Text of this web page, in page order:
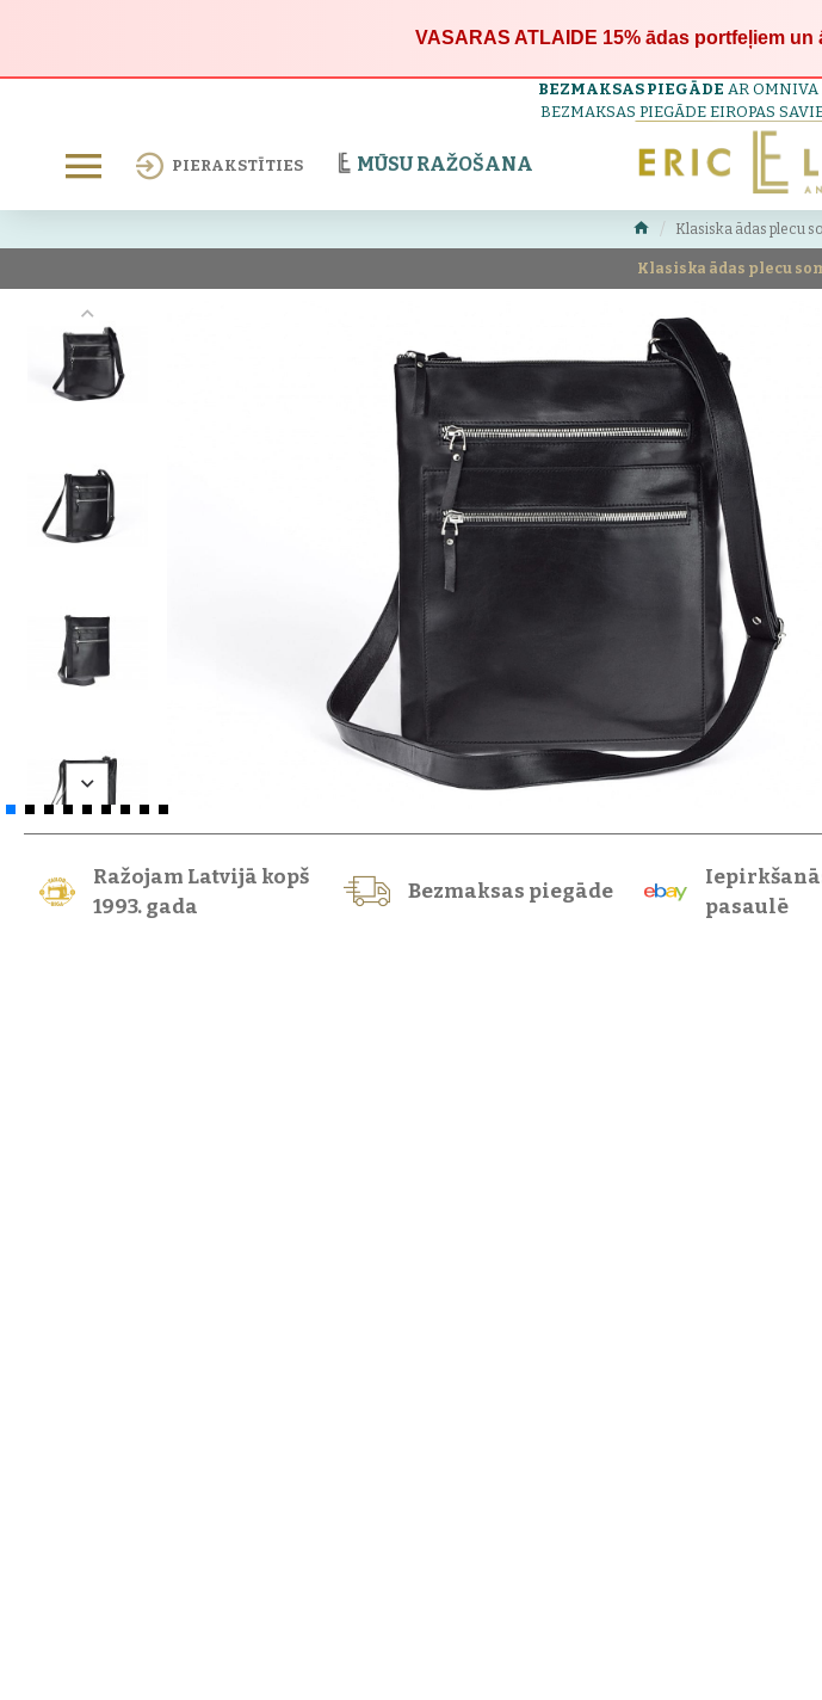
VASARAS ATLAIDE 15%ādas portfeļiem un
BEZMAKSAS PIEGĀDE AR OMNIVA
BEZMAKSAS PIEGĀDE EIROPAS
PIERAKSTĪTIES MŪSU RAŽOŠANA
Klasiska ādas plecu
Klasiska ādas plecu
Ražojam Latvijā kopš
1993. gada
Bezmaksas piegāde
pasaulē